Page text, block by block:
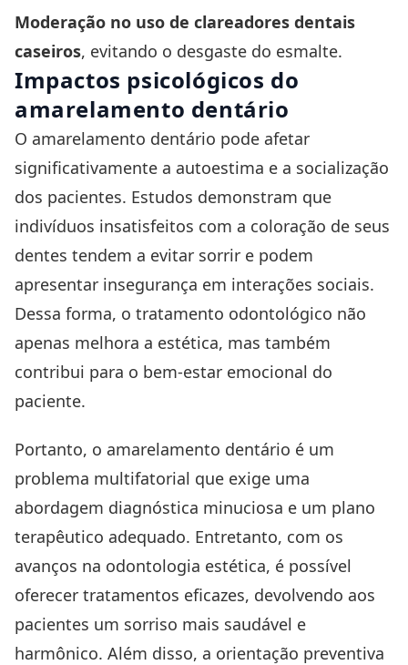
Moderação no uso de clareadores dentais
caseiros, evitando o desgaste do esmalte.
Impactos psicológicos do
amarelamento dentário
O amarelamento dentário pode afetar
significativamente a autoestima e a socialização
dos pacientes. Estudos demonstram que
indivíduos insatisfeitos com a coloração de seus
dentes tendem a evitar sorrir e podem
apresentar insegurança em interações sociais.
Dessa forma, o tratamento odontológico não
apenas melhora a estética, mas também
contribui para o bem-estar emocional do
paciente.
Portanto, o amarelamento dentário é um
problema multifatorial que exige uma
abordagem diagnóstica minuciosa e um plano
terapêutico adequado. Entretanto, com os
avanços na odontologia estética, é possível
oferecer tratamentos eficazes, devolvendo aos
pacientes um sorriso mais saudável e
harmônico. Além disso, a orientação preventiva